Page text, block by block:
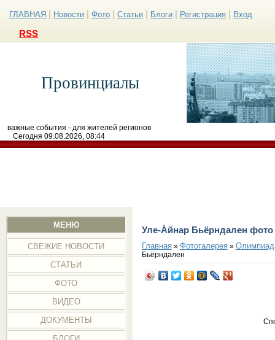
ГЛАВНАЯ Новости Фото Статьи Блоги Регистрация Вход
RSS
Провинциалы
важные события - для жителей регионов
Сегодня 09.08.2026, 08:44
МЕНЮ
СВЕЖИЕ НОВОСТИ
СТАТЬИ
ФОТО
ВИДЕО
ДОКУМЕНТЫ
Уле-А́йнар Бьёрндален фото
Главная» Фотогалерея»
Бьёрндален